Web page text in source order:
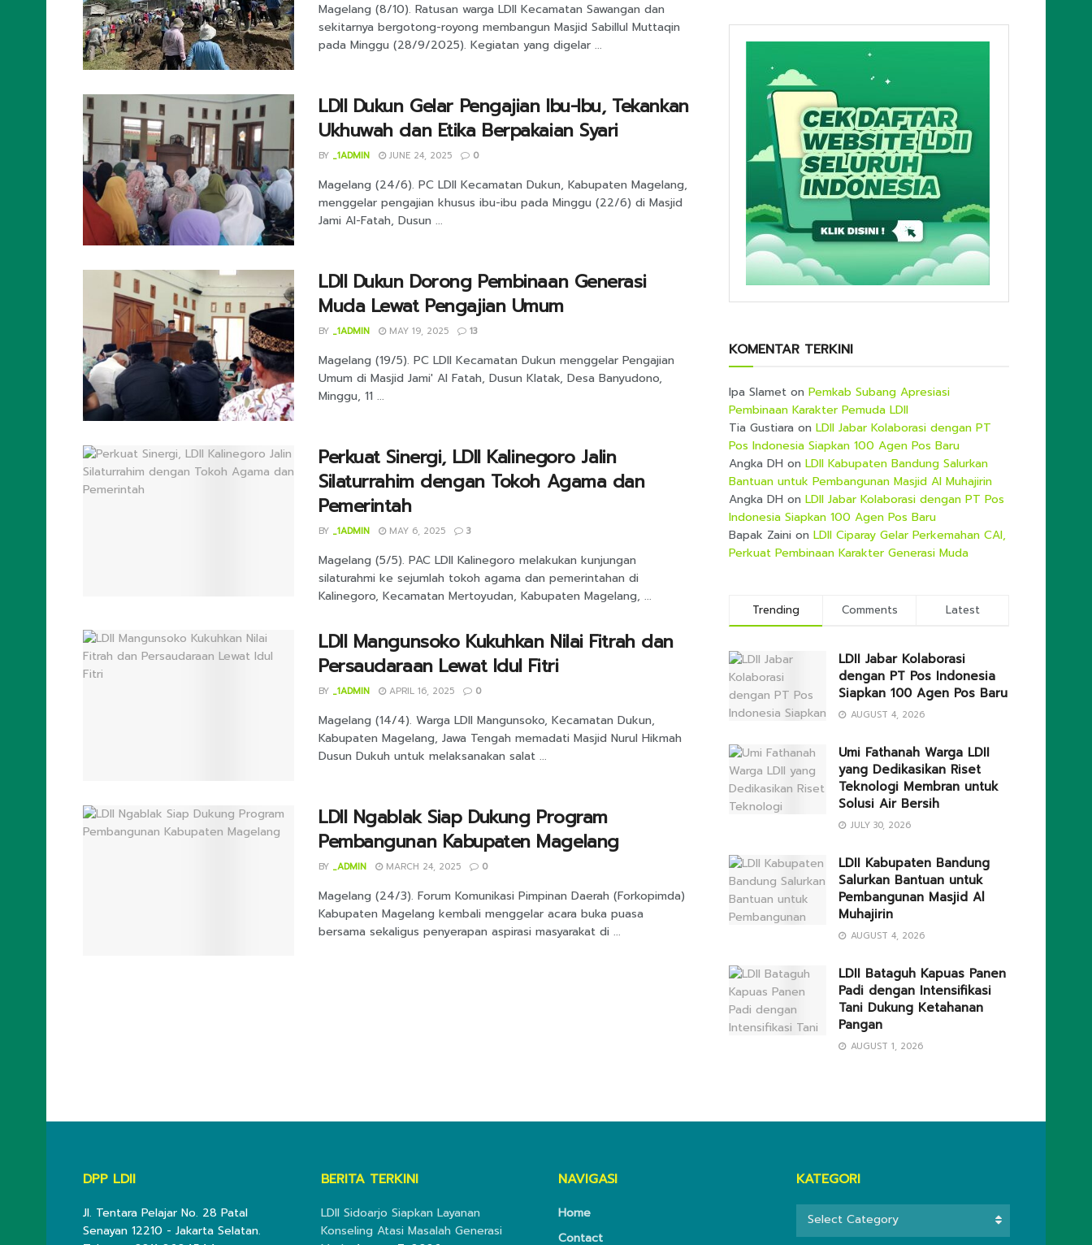
Magelang (8/10). Ratusan warga LDII Kecamatan Sawangan dan
sekitarnya bergotong-royong membangun Masjid Sabillul Muttaqin
pada Minggu (28/9/2025). Kegiatan yang digelar ...
LDII Dukun Gelar Pengajian Ibu-Ibu, Tekankan
Ukhuwah dan Etika Berpakaian Syari
BY _1ADMIN JUNE 24, 2025 0
Magelang (24/6). PC LDII Kecamatan Dukun, Kabupaten Magelang,
menggelar pengajian khusus ibu-ibu pada Minggu (22/6) di Masjid
Jami Al-Fatah, Dusun ...
LDII Dukun Dorong Pembinaan Generasi
Muda Lewat Pengajian Umum
BY _1ADMIN MAY 19, 2025 13
Magelang (19/5). PC LDII Kecamatan Dukun menggelar Pengajian
Umum di Masjid Jami' Al Fatah, Dusun Klatak, Desa Banyudono,
Minggu, 11 ...
Perkuat Sinergi, LDII Kalinegoro Jalin
Silaturrahim dengan Tokoh Agama dan
Pemerintah
BY _1ADMIN MAY 6, 2025 3
Magelang (5/5). PAC LDII Kalinegoro melakukan kunjungan
silaturahmi ke sejumlah tokoh agama dan pemerintahan di
Kalinegoro, Kecamatan Mertoyudan, Kabupaten Magelang, ...
LDII Mangunsoko Kukuhkan Nilai Fitrah dan
Persaudaraan Lewat Idul Fitri
BY _1ADMIN APRIL 16, 2025 0
Magelang (14/4). Warga LDII Mangunsoko, Kecamatan Dukun,
Kabupaten Magelang, Jawa Tengah memadati Masjid Nurul Hikmah
Dusun Dukuh untuk melaksanakan salat ...
LDII Ngablak Siap Dukung Program
Pembangunan Kabupaten Magelang
BY _ADMIN MARCH 24, 2025 0
Magelang (24/3). Forum Komunikasi Pimpinan Daerah (Forkopimda)
Kabupaten Magelang kembali menggelar acara buka puasa
bersama sekaligus penyerapan aspirasi masyarakat di ...
KOMENTAR TERKINI
Ipa Slamet on Pemkab Subang Apresiasi
Pembinaan Karakter Pemuda LDII
Tia Gustiara on LDII Jabar Kolaborasi dengan PT
Pos Indonesia Siapkan 100 Agen Pos Baru
Angka DH on LDII Kabupaten Bandung Salurkan
Bantuan untuk Pembangunan Masjid Al Muhajirin
Angka DH on LDII Jabar Kolaborasi dengan PT Pos
Indonesia Siapkan 100 Agen Pos Baru
Bapak Zaini on LDII Ciparay Gelar Perkemahan CAI,
Perkuat Pembinaan Karakter Generasi Muda
Trending Comments Latest
LDII Jabar Kolaborasi
dengan PT Pos Indonesia
Siapkan 100 Agen Pos Baru
AUGUST 4, 2026
Umi Fathanah Warga LDII
yang Dedikasikan Riset
Teknologi Membran untuk
Solusi Air Bersih
JULY 30, 2026
LDII Kabupaten Bandung
Salurkan Bantuan untuk
Pembangunan Masjid Al
Muhajirin
AUGUST 4, 2026
LDII Bataguh Kapuas Panen
Padi dengan Intensifikasi
Tani Dukung Ketahanan
Pangan
AUGUST 1, 2026
DPP LDII
Jl. Tentara Pelajar No. 28 Patal
Senayan 12210 - Jakarta Selatan.
BERITA TERKINI
LDII Sidoarjo Siapkan Layanan
Konseling Atasi Masalah Generasi
NAVIGASI
Home
Contact
KATEGORI
KATEGORI
Select Category